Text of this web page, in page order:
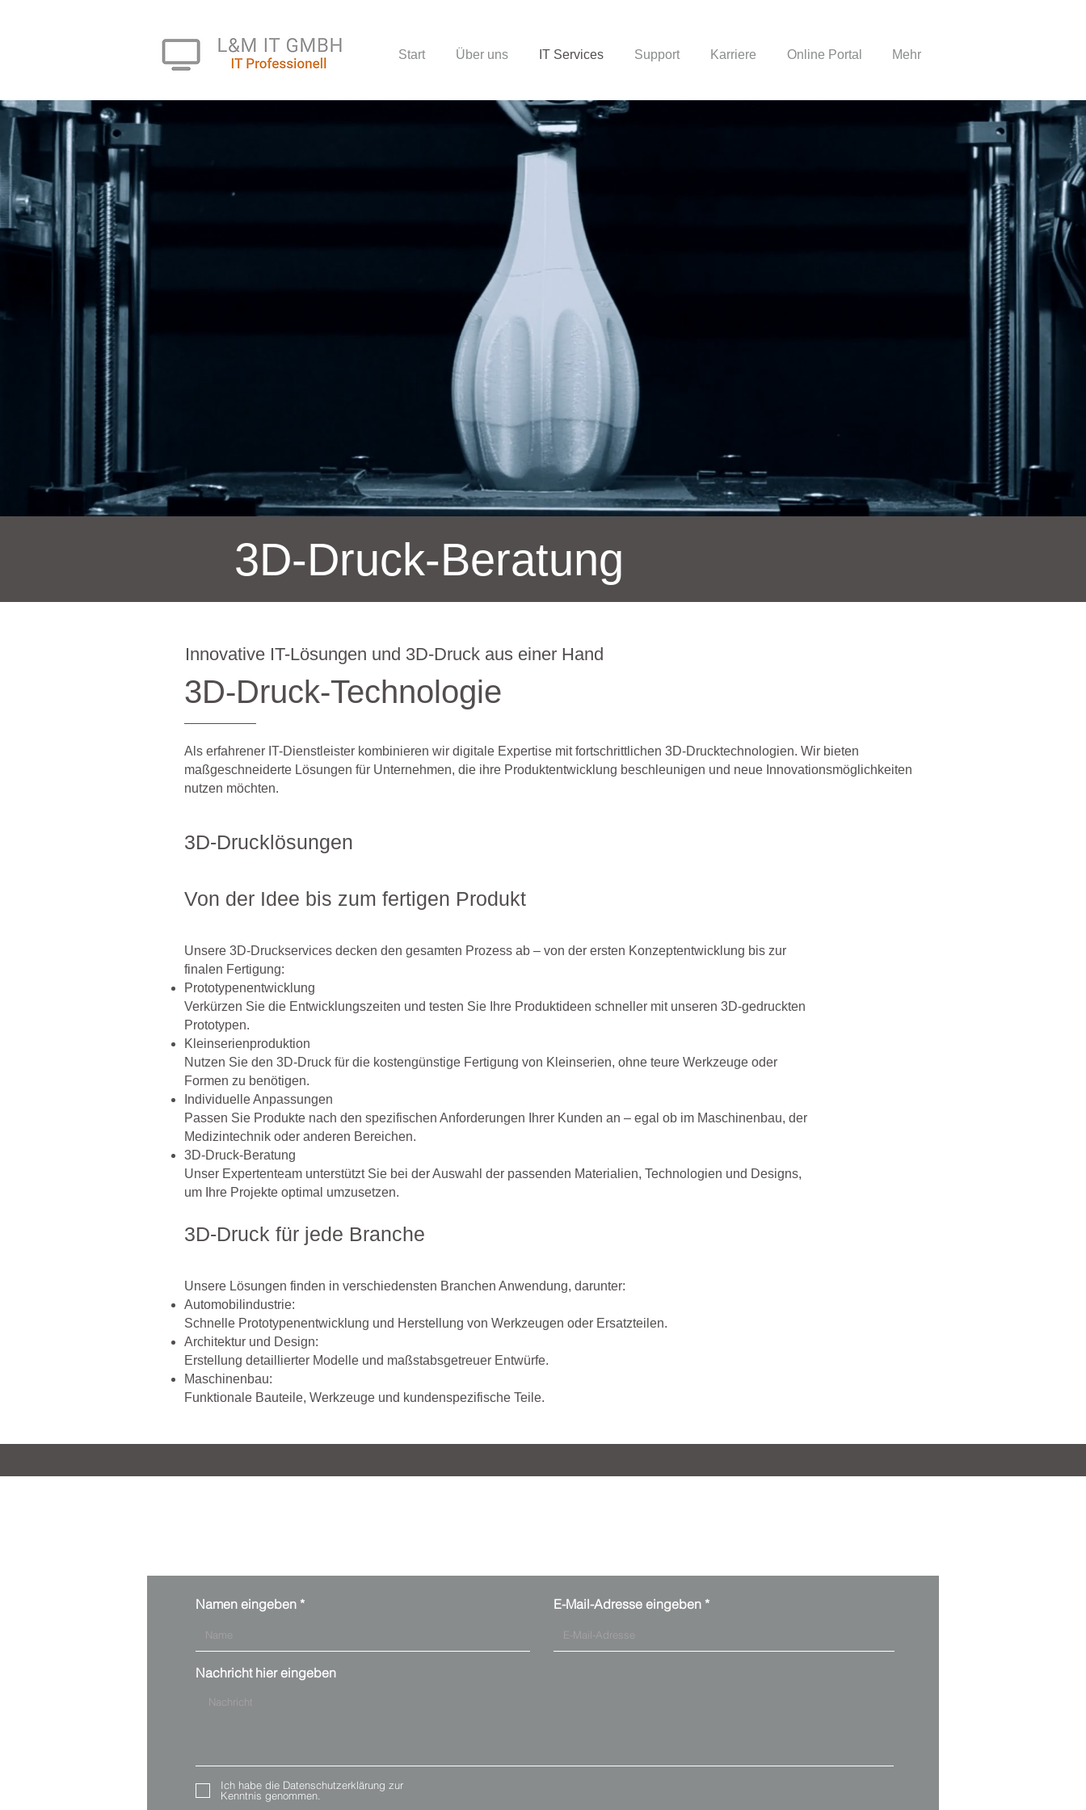
Start Über uns IT Services Support Karriere Online Portal Mehr
3D-Druck in Kombination mit IT-Lösungen
3D-Druck-Beratung
Innovative IT-Lösungen und 3D-Druck aus einer Hand
3D-Druck-Technologie
Als erfahrener IT-Dienstleister kombinieren wir digitale Expertise mit fortschrittlichen 3D-Drucktechnologien. Wir bieten
maßgeschneiderte Lösungen für Unternehmen, die ihre Produktentwicklung beschleunigen und neue Innovationsmöglichkeiten
nutzen möchten.
3D-Drucklösungen
Von der Idee bis zum fertigen Produkt
Unsere 3D-Druckservices decken den gesamten Prozess ab – von der ersten Konzeptentwicklung bis zur
finalen Fertigung:
Prototypenentwicklung
Verkürzen Sie die Entwicklungszeiten und testen Sie Ihre Produktideen schneller mit unseren 3D-gedruckten
Prototypen.
Kleinserienproduktion
Nutzen Sie den 3D-Druck für die kostengünstige Fertigung von Kleinserien, ohne teure Werkzeuge oder
Formen zu benötigen.
Individuelle Anpassungen
Passen Sie Produkte nach den spezifischen Anforderungen Ihrer Kunden an – egal ob im Maschinenbau, der
Medizintechnik oder anderen Bereichen.
3D-Druck-Beratung
Unser Expertenteam unterstützt Sie bei der Auswahl der passenden Materialien, Technologien und Designs,
um Ihre Projekte optimal umzusetzen.
3D-Druck für jede Branche
Unsere Lösungen finden in verschiedensten Branchen Anwendung, darunter:
Automobilindustrie:
Schnelle Prototypenentwicklung und Herstellung von Werkzeugen oder Ersatzteilen.
Architektur und Design:
Erstellung detaillierter Modelle und maßstabsgetreuer Entwürfe.
Maschinenbau:
Funktionale Bauteile, Werkzeuge und kundenspezifische Teile.
Namen eingeben E-Mail-Adresse eingeben
Nachricht hier eingeben
Ich habe die Datenschutzerklärung zur
Kenntnis genommen.